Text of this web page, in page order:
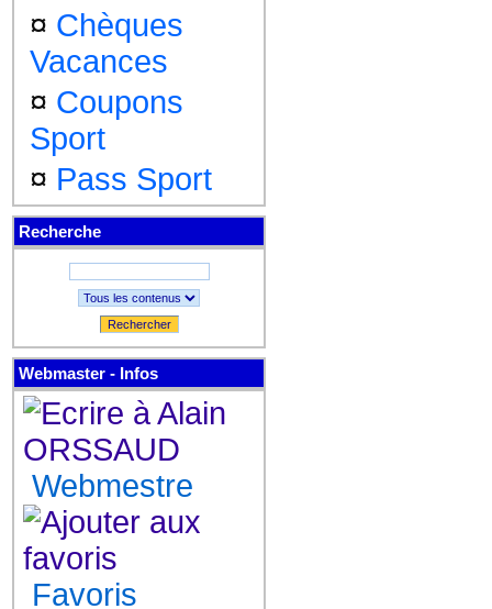
¤ Chèques
Vacances
¤ Coupons
Sport
¤ Pass Sport
Recherche
Rechercher
Webmaster - Infos
Webmestre
Favoris